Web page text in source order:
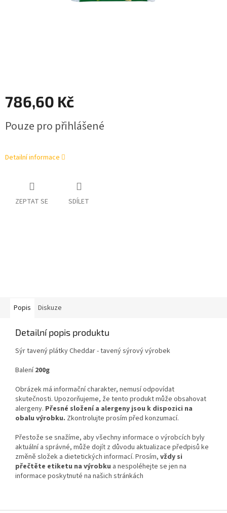
786,60 Kč
cena:
Pouze pro přihlášené
Detailní informace
ZEPTAT SE SDÍLET
Popis Diskuze
Detailní popis produktu
Sýr tavený plátky Cheddar -tavený sýrový výrobek
Balení200g
Obrázek má informační charakter, nemusí odpovídat
skutečnosti. Upozorňujeme, že tento produkt může obsahovat
alergeny. Přesné složení a alergeny jsou k dispozici na
obalu výrobku. Zkontrolujte prosím před konzumací.
Přestože se snažíme, aby všechny informace o výrobcích byly
aktuální a správné, může dojít z důvodu aktualizace předpisů ke
změně složek a dietetických informací. Prosím, vždy si
přečtěte etiketu na výrobku a nespoléhejte se jen na
informace poskytnuté na našich stránkách